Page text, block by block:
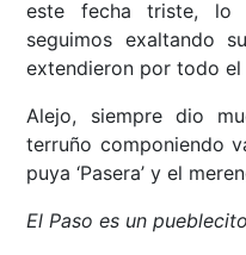
este fecha triste, lo
seguimos exaltando
extendieron por todo el
Alejo, siempre dio
terruño componiendo
puya ‘Pasera’ y el
El Paso es un pueblecito